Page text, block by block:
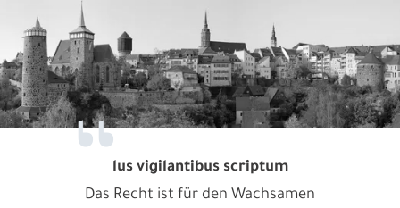
lus vigilantibus scriptum
Das Recht ist für den Wachsamen